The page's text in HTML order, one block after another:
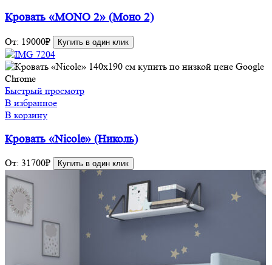
Кровать «MONO 2» (Моно 2)
От: 19000₽ Купить в один клик
Быстрый просмотр
В избранное
В корзину
Кровать «Nicole» (Николь)
От: 31700₽ Купить в один клик